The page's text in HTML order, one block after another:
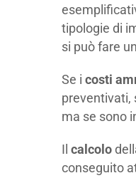
tipologie di
si può fare
Se i costi
preventivati,
ma se sono
Il calcolo
conseguito